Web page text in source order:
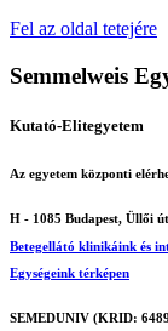
Fel az oldal tetejére
Semmelweis
Kutató-Elitegyetem
Az egyetem központi
H - 1085 Budapest, Üllői
Betegellátó klinikáink és
Egységeink térképen
SEMEDUNIV (KRID: